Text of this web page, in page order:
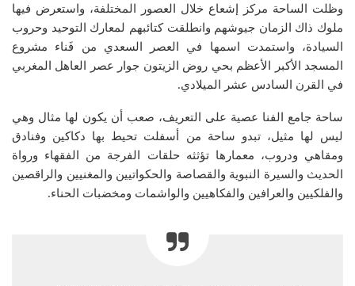
وظلت الساحة مركز إشعاع خلال العصور المختلفة، واستعرض فيها
ملوك ذاك الزمان جيوشهم وانطلقت كتائبهم لمعارك التوحيد وحروب
السيادة، واستمدت اسمها في العصر السعدي من فَناء مشروع
المسجد الأكبر الأعظم بحي روض الزيتون جوار عصر العاهل المغربي
في القرن السادس عشر الميلادي.
ساحة جامع الفنا عصية على التعريف، صعب أن يكون لها مثال وهي
ليس لها مثيل، تبدو ساحة من أسفلت تحيط بها دكاكين وفنادق
ومقاهي ودروب، معمارها تؤثثه حلقات الفرجة من الفقهاء ورواة
الحديث والسيرة النبوية والقصاصة والحكواتيين والمغنيين والراقصين
والفلكيين والعرافين والفكاهيين والواشمات ومخضبات الحناء.